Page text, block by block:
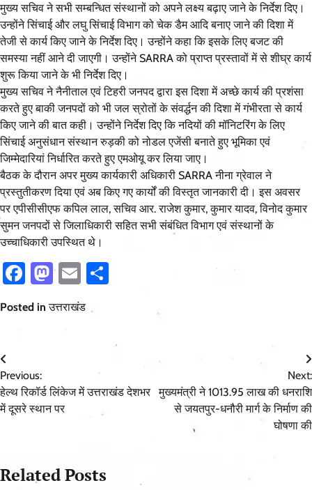
मुख्य सचिव ने सभी सम्बन्धित संस्थानों को अपने लक्ष्य बढ़ाए जाने के निर्देश दिए।
उन्होंने सिंचाई और लघु सिंचाई विभाग को चेक डैम आदि बनाए जाने की दिशा में
तेजी से कार्य किए जाने के निर्देश दिए। उन्होंने कहा कि इसके लिए बजट की
समस्या नहीं आने दी जाएगी। उन्होंने SARRA को प्राप्त प्रस्तावों में से शीघ्र कार्य
शुरू किया जाने के भी निर्देश दिए।
मुख्य सचिव ने नैनीताल एवं टिहरी जनपद द्वारा इस दिशा में अच्छे कार्य की प्रशंसा
करते हुए बाकी जनपदों को भी जल स्रोतों के संवर्द्धन की दिशा में गंभीरता से कार्य
किए जाने की बात कही। उन्होंने निर्देश दिए कि नदियों की मॉनिटरिंग के लिए
सिंचाई अनुसंधान संस्थान रुड़की को नोडल एजेंसी बनाते हुए भूमिका एवं
जिम्मेदारियां निर्धारित करते हुए एमओयू कर लिया जाए।
बैठक के दौरान अपर मुख्य कार्यकारी अधिकारी SARRA नीना ग्रेवाल ने
प्रस्तुतीकरण दिया एवं अब किए गए कार्यों की विस्तृत जानकारी दी। इस अवसर
पर एपीसीसीएफ कपिल लाल, सचिव आर. राजेश कुमार, कुमार यादव, विनोद कुमार
सुमन जनपदों से जिलाधिकारी सहित सभी संबंधित विभाग एवं संस्थानों के
उच्चाधिकारी उपस्थित थे।
Facebook
Mastodon
Email
Posted inउत्तराखंड
Post
navigation
Previous:
हेल्थ रिकॉर्ड लिंकेज में उत्तराखंड देशभर
में दूसरे स्थान पर
Next:
मुख्यमंत्री ने 1013.95 लाख की धनराशि
से जयतपुर-धनौरी मार्ग के निर्माण की
घोषणा की
Related Posts